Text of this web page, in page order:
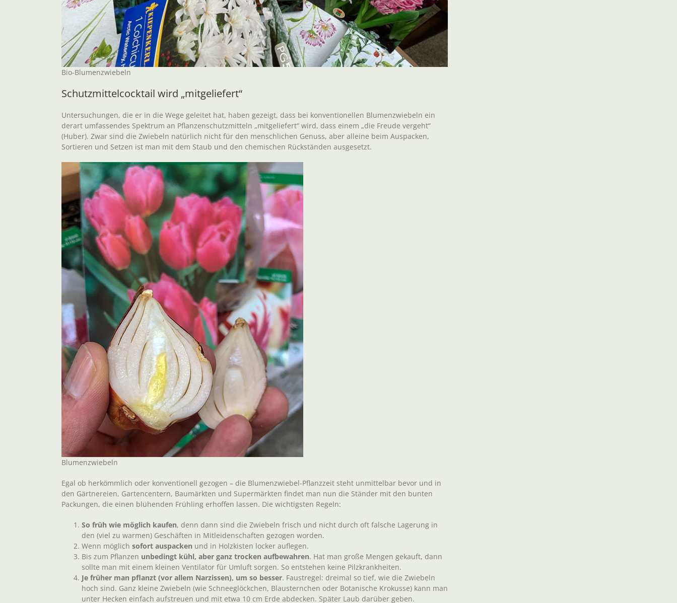
Bio-Blumenzwiebeln
Schutzmittelcocktail wird „mitgeliefert“
Untersuchungen, die er in die Wege geleitet hat, haben gezeigt, dass bei konventionellen Blumenzwiebeln ein
derart umfassendes Spektrum an Pflanzenschutzmitteln „mitgeliefert“ wird, dass einem „die Freude vergeht“
(Huber). Zwar sind die Zwiebeln natürlich nicht für den menschlichen Genuss, aber alleine beim Auspacken,
Sortieren und Setzen ist man mit dem Staub und den chemischen Rückständen ausgesetzt.
Blumenzwiebeln
Egal ob herkömmlich oder konventionell gezogen – die Blumenzwiebel-Pflanzzeit steht unmittelbar bevor und in
den Gärtnereien, Gartencentern, Baumärkten und Supermärkten findet man nun die Ständer mit den bunten
Packungen, die einen blühenden Frühling erhoffen lassen. Die wichtigsten Regeln:
So früh wie möglich kaufen, denn dann sind die Zwiebeln frisch und nicht durch oft falsche Lagerung in
den (viel zu warmen) Geschäften in Mitleidenschaften gezogen worden.
Wenn möglich sofort auspacken und in Holzkisten locker auflegen.
Bis zum Pflanzen unbedingt kühl, aber ganz trocken aufbewahren. Hat man große Mengen gekauft, dann
sollte man mit einem kleinen Ventilator für Umluft sorgen. So entstehen keine Pilzkrankheiten.
Je früher man pflanzt (vor allem Narzissen), um so besser. Faustregel: dreimal so tief, wie die Zwiebeln
hoch sind. Ganz kleine Zwiebeln (wie Schneeglöckchen, Blausternchen oder Botanische Krokusse) kann man
unter Hecken einfach aufstreuen und mit etwa 10 cm Erde abdecken. Später Laub darüber geben.